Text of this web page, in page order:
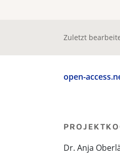
Zuletzt
open-
Dr. Anja